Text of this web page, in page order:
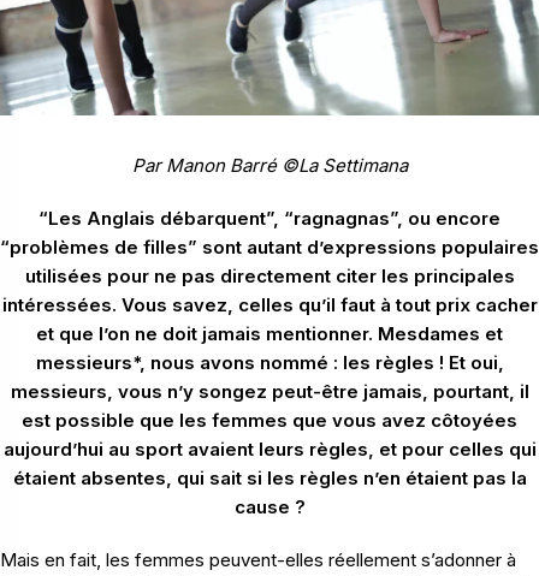
Par Manon Barré ©La Settimana
“Les Anglais débarquent”, “ragnagnas”, ou encore
“problèmes de filles” sont autant d’expressions populaires
utilisées pour ne pas directement citer les principales
intéressées. Vous savez, celles qu’il faut à tout prix cacher
et que l’on ne doit jamais mentionner. Mesdames et
messieurs*, nous avons nommé : les règles ! Et oui,
messieurs, vous n’y songez peut-être jamais, pourtant, il
est possible que les femmes que vous avez côtoyées
aujourd’hui au sport avaient leurs règles, et pour celles qui
étaient absentes, qui sait si les règles n’en étaient pas la
cause ?
Mais en fait, les femmes peuvent-elles réellement s’adonner à